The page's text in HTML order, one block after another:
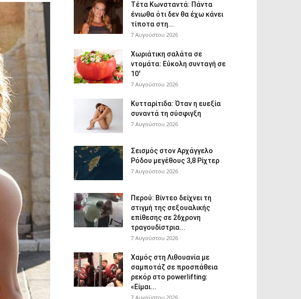
Τέτα Κωνσταντά: Πάντα
ένιωθα ότι δεν θα έχω κάνει
τίποτα στη...
7 Αυγούστου 2026
Χωριάτικη σαλάτα σε
ντομάτα: Εύκολη συνταγή σε
10′
7 Αυγούστου 2026
Κυτταρίτιδα: Όταν η ευεξία
συναντά τη σύσφιγξη
7 Αυγούστου 2026
Σεισμός στον Αρχάγγελο
Ρόδου μεγέθους 3,8 Ρίχτερ
7 Αυγούστου 2026
Περού: Βίντεο δείχνει τη
στιγμή της σεξουαλικής
επίθεσης σε 26χρονη
τραγουδίστρια...
7 Αυγούστου 2026
Χαμός στη Λιθουανία με
σαμποτάζ σε προσπάθεια
ρεκόρ στο powerlifting:
«Είμαι...
7 Αυγούστου 2026